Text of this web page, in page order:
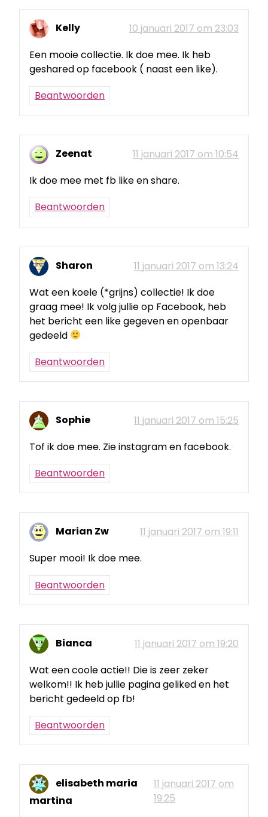
Kelly
10 januari 2017 om 23:03
Een mooie collectie. Ik doe mee. Ik heb
geshared op facebook ( naast een like).
Beantwoorden
Zeenat
11 januari 2017 om 10:54
Ik doe mee met fb like en share.
Beantwoorden
Sharon
11 januari 2017 om 13:24
Wat een koele (*grijns) collectie! Ik doe
graag mee! Ik volg jullie op Facebook, heb
het bericht een like gegeven en openbaar
gedeeld
Beantwoorden
Sophie
11 januari 2017 om 15:25
Tof ik doe mee. Zie instagram en facebook.
Beantwoorden
Marian Zw
11 januari 2017 om 19:11
Super mooi! Ik doe mee.
Beantwoorden
Bianca
11 januari 2017 om 19:20
Wat een coole actie!! Die is zeer zeker
welkom!! Ik heb jullie pagina geliked en het
bericht gedeeld op fb!
Beantwoorden
elisabeth maria
martina
11 januari 2017 om
19:25